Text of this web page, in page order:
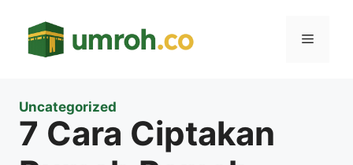
Menu
Uncategorized
7 Cara Ciptakan